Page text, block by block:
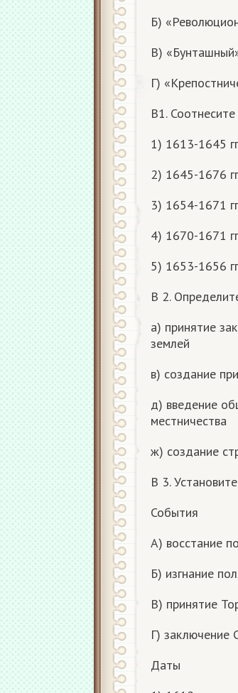
Б)
В)
Г)
В1.
1) 1613-1645
2) 1645-1676
3) 1654-1671
4) 1670-1671
5) 1653-1656
В 2.
а) принятие
землей
в) создание
д) введение
местничества
ж) создание
В 3.
События
А) восстание
Б) изгнание
В) принятие
Г) заключение
Даты